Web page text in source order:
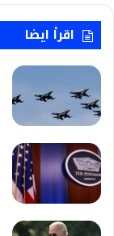
اقرأ ايضا